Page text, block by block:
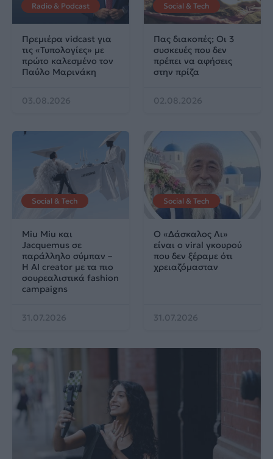
Radio & Podcast
Πρεμιέρα vidcast για
τις «Τυπολογίες» με
πρώτο καλεσμένο τον
Παύλο Μαρινάκη
03.08.2026
Social & Tech
Πας διακοπές; Οι 3
συσκευές που δεν
πρέπει να αφήσεις
στην πρίζα
02.08.2026
Social & Tech
Miu Miu και
Jacquemus σε
παράλληλο σύμπαν –
Η AI creator με τα πιο
σουρεαλιστικά fashion
campaigns
31.07.2026
Social & Tech
Ο «Δάσκαλος Λι»
είναι ο viral γκουρού
που δεν ξέραμε ότι
χρειαζόμασταν
31.07.2026